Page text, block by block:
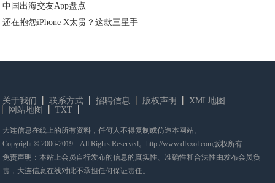
中国出海交友App盘点
还在抱怨iPhone X太贵？这款三星手
关于我们 联系方式 招聘信息 版权声明
XML地图
网站地图
TXT
大连信息在线上的所有资料，任何人不得复制或仿造本网站。
Copyright © 2006-2019 All Rights Reserved。http://www.dlxxol.com版权所有
免责声明：本站上会员自行发布的信息的真实性、准确性和合法性由发布会员负
责，大连信息在线对此不承担任何保证责任。